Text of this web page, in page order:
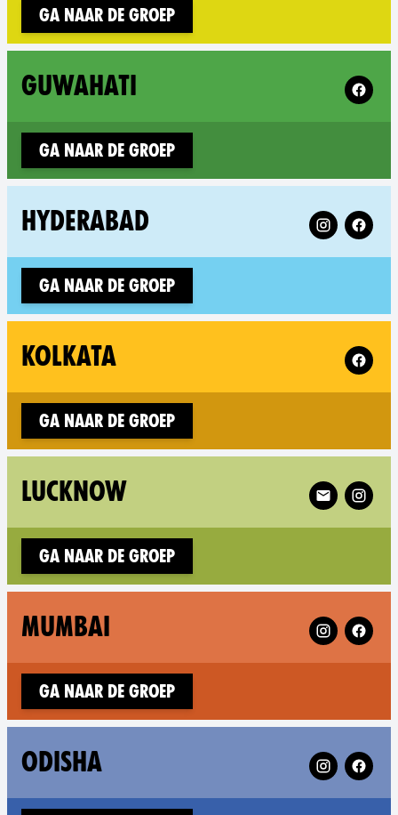
Ga naar de groep
GUWAHATI Follow
Ga naar de groep
HYDERABAD Follow XR
Ga naar de groep
KOLKATA Follow
Ga naar de groep
LUCKNOW Follow XR
Ga naar de groep
MUMBAI Follow XR
Ga naar de groep
ODISHA Follow XR